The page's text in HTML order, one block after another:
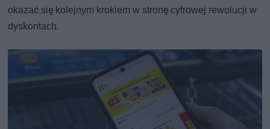
okazać się kolejnym krokiem w stronę cyfrowej rewolucji w
dyskontach.